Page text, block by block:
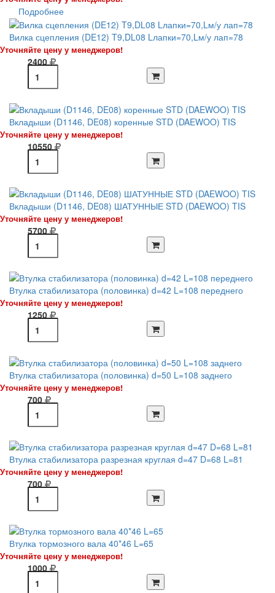
Подробнее
Вилка сцепления (DE12) T9,DL08 Lлапки=70,Lм/у лап=78
Уточняйте цену у менеджеров!
2400
Вкладыши (D1146, DE08) коренные STD (DAEWOO) TIS
Уточняйте цену у менеджеров!
10550
Вкладыши (D1146, DE08) ШАТУННЫЕ STD (DAEWOO) TIS
Уточняйте цену у менеджеров!
5700
Втулка стабилизатора (половинка) d=42 L=108 переднего
Уточняйте цену у менеджеров!
1250
Втулка стабилизатора (половинка) d=50 L=108 заднего
Уточняйте цену у менеджеров!
700
Втулка стабилизатора разрезная круглая d=47 D=68 L=81
Уточняйте цену у менеджеров!
700
Втулка тормозного вала 40*46 L=65
Уточняйте цену у менеджеров!
1000